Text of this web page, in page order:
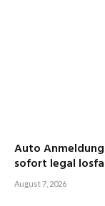
Auto
sofort legal
August 7, 2026